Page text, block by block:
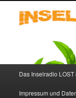
primären
Podcast
Das Inselradio LOST
Impressum und